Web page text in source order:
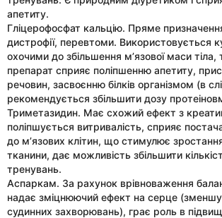
апетиту.
Гліцерофосфат кальцію. Пряме
дистрофії, перевтоми. Використовується
охочими до збільшення м’язової маси
препарат сприяє поліпшенню апетиту,
речовин, засвоєнню білків організмом (в
рекомендується збільшити дозу
Триметазидин. Має схожий ефект з
поліпшується витривалість, сприяє
до м’язових клітин, що стимулює зростання
тканини, дає можливість збільшити
тренувань.
Аспаркам. За рахунок врівноваження
надає зміцнюючий ефект на серце
судинних захворювань), грає роль в